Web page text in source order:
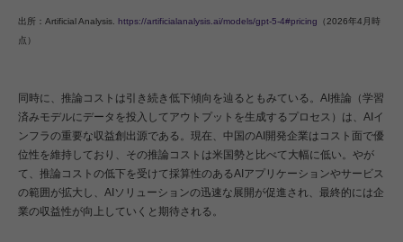
出所：Artificial Analysis. https://artificialanalysis.ai/models/gpt-5-4#pricing （2026年4月時
点）
同時に、推論コストは引き続き低下傾向を辿るともみている。AI推論（学習
済みモデルにデータを投入してアウトプットを生成するプロセス）は、AIイ
ンフラの重要な収益創出源である。現在、中国のAI開発企業はコスト面で優
位性を維持しており、その推論コストは米国勢と比べて大幅に低い。やが
て、推論コストの低下を受けて採算性のあるAIアプリケーションやサービス
の範囲が拡大し、AIソリューションの迅速な展開が促進され、最終的には企
業の収益性が向上していくと期待される。